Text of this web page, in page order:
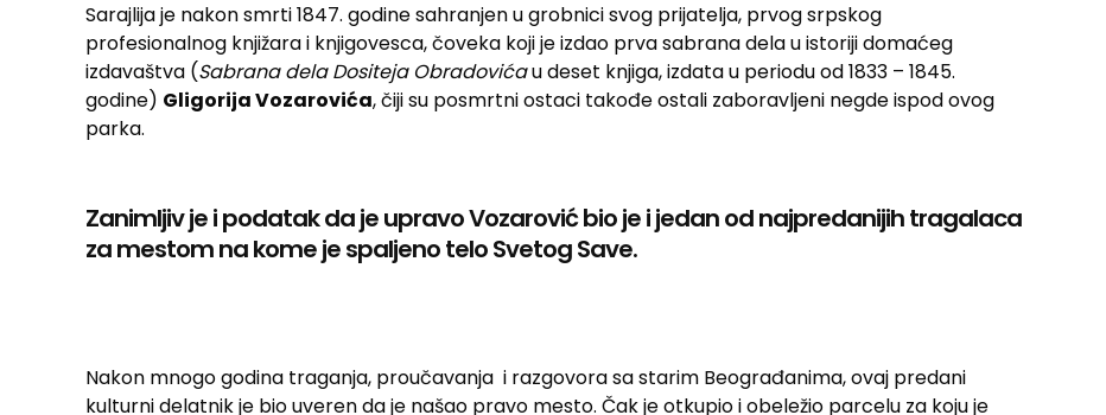
Sarajlija je nakon smrti 1847. godine sahranjen u grobnici svog prijatelja, prvog srpskog
profesionalnog knjižara i knjigovesca, čoveka koji je izdao prva sabrana dela u istoriji domaćeg
izdavaštva (Sabrana dela Dositeja Obradovićau deset knjiga, izdata u periodu od 1833 – 1845.
godine) Gligorija Vozarovića, čiji su posmrtni ostaci takođe ostali zaboravljeni negde ispod ovog
parka.
Zanimljiv je i podatak da je upravo Vozarović bio je i jedan od najpredanijih tragalaca
za mestom na kome je spaljeno telo Svetog Save.
Nakon mnogo godina traganja, proučavanja i razgovora sa starim Beograđanima, ovaj predani
kulturni delatnik je bio uveren da je našao pravo mesto. Čak je otkupio i obeležio parcelu za koju je